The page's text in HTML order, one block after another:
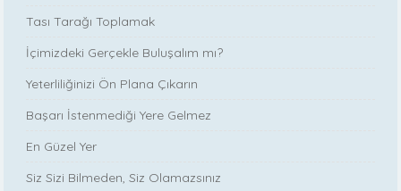
Tası Tarağı Toplamak
İçimizdeki Gerçekle Buluşalım mı?
Yeterliliğinizi Ön Plana Çıkarın
Başarı İstenmediği Yere Gelmez
En Güzel Yer
Siz Sizi Bilmeden, Siz Olamazsınız